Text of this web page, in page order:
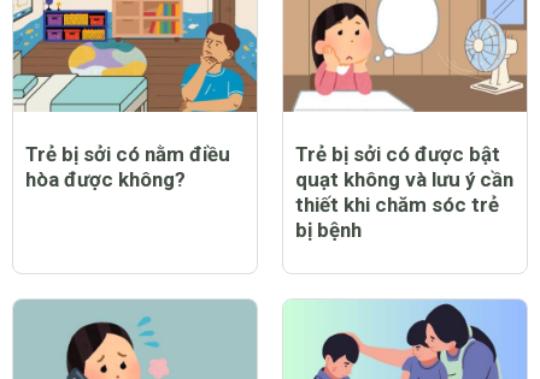
Trẻ bị sởi có nằm điều
hòa được không?
Trẻ bị sởi có được bật
quạt không và lưu ý cần
thiết khi chăm sóc trẻ
bị bệnh